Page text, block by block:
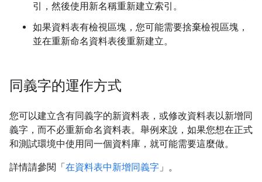
引，然後使用新名稱重新建立索引。
如果資料表有檢視區塊，您可能需要捨棄檢視區塊，
並在重新命名資料表後重新建立。
同義字的運作方式
您可以建立含有同義字的新資料表，或修改資料表以新增同
義字，而不必重新命名資料表。舉例來說，如果您想在正式
和測試環境中使用同一個資料庫，就可能需要這麼做。
詳情請參閱「在資料表中新增同義字 」。